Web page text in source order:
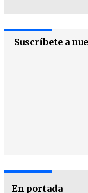
Suscríbete a
En portada